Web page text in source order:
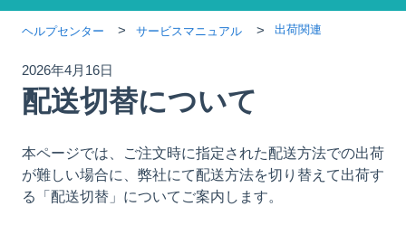
ヘルプセンター サービスマニュアル 出荷関連
2026年4月16日
配送切替について
本ページでは、ご注文時に指定された配送方法での出荷
が難しい場合に、弊社にて配送方法を切り替えて出荷す
る「配送切替」についてご案内します。